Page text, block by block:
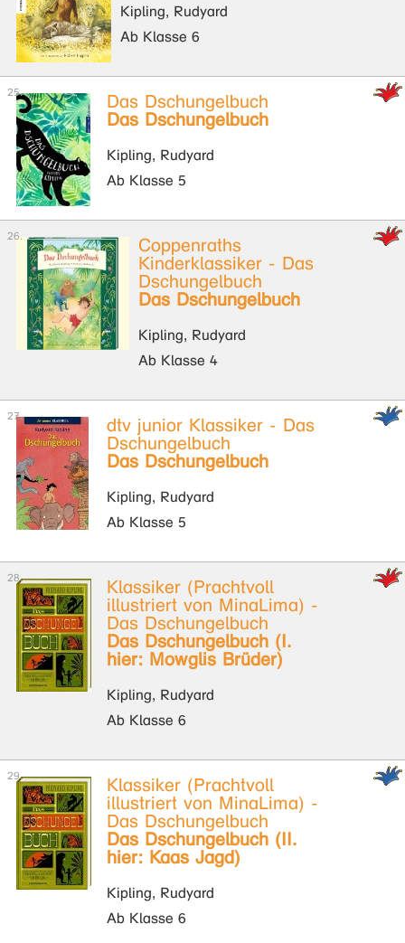
Kipling, Rudyard
Ab Klasse 6
Das Dschungelbuch
Das Dschungelbuch
Kipling, Rudyard
Ab Klasse 5
Coppenraths
Kinderklassiker - Das
Dschungelbuch
Das Dschungelbuch
Kipling, Rudyard
Ab Klasse 4
dtv junior Klassiker - Das
Dschungelbuch
Das Dschungelbuch
Kipling, Rudyard
Ab Klasse 5
Klassiker (Prachtvoll
illustriert von MinaLima) -
Das Dschungelbuch
Das Dschungelbuch (I.
hier: Mowglis Brüder)
Kipling, Rudyard
Ab Klasse 6
Klassiker (Prachtvoll
illustriert von MinaLima) -
Das Dschungelbuch
Das Dschungelbuch (II.
hier: Kaas Jagd)
Kipling, Rudyard
Ab Klasse 6